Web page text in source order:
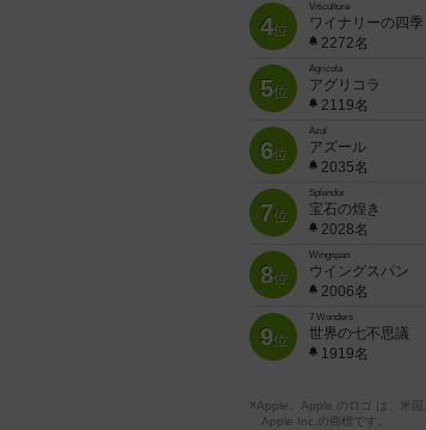
4位
Viticulture
ワイナリーの四季
2272名
5位
Agricola
アグリコラ
2119名
6位
Azul
アズール
2035名
7位
Splendor
宝石の煌き
2028名
8位
Wingspan
ウイングスパン
2006名
9位
7 Wonders
世界の七不思議
1919名
※Apple、Apple のロゴ は、米国
Apple Inc.の商標です。